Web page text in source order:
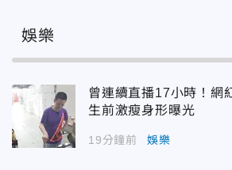
娛樂
曾連續直播17小時！
生前激瘦身形曝光
19分鐘前 娛樂